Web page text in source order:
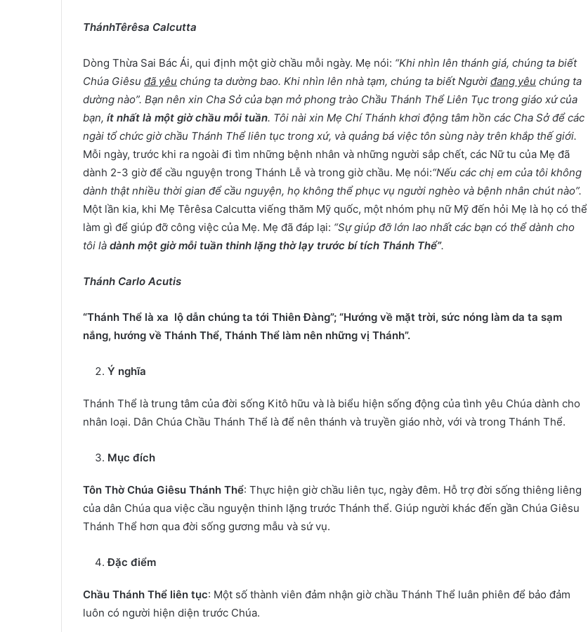
ThánhTêrêsa Calcutta
Dòng Thừa Sai Bác Ái, qui định một giờ chầu mỗi ngày. Mẹ nói: “Khi nhìn lên thánh giá, chúng ta biết
Chúa Giêsu đã yêu chúng ta dường bao. Khi nhìn lên nhà tạm, chúng ta biết Người đang yêu chúng ta
dường nào”. Bạn nên xin Cha Sở của bạn mở phong trào Chầu Thánh Thể Liên Tục trong giáo xứ của
bạn, ít nhất là một giờ chầu mỗi tuần. Tôi nài xin Mẹ Chí Thánh khơi động tâm hồn các Cha Sở để các
ngài tổ chức giờ chầu Thánh Thể liên tục trong xứ, và quảng bá việc tôn sùng này trên khắp thế giới.
Mỗi ngày, trước khi ra ngoài đi tìm những bệnh nhân và những người sắp chết, các Nữ tu của Mẹ đã
dành 2-3 giờ để cầu nguyện trong Thánh Lễ và trong giờ chầu. Mẹ nói:“Nếu các chị em của tôi không
dành thật nhiều thời gian để cầu nguyện, họ không thể phục vụ người nghèo và bệnh nhân chút nào”.
Một lần kia, khi Mẹ Têrêsa Calcutta viếng thăm Mỹ quốc, một nhóm phụ nữ Mỹ đến hỏi Mẹ là họ có thể
làm gì để giúp đỡ công việc của Mẹ. Mẹ đã đáp lại: “Sự giúp đỡ lớn lao nhất các bạn có thể dành cho
tôi là dành một giờ mỗi tuần thinh lặng thờ lạy trước bí tích Thánh Thể”.
Thánh Carlo Acutis
“Thánh Thể là xa lộ dẫn chúng ta tới Thiên Đàng”; “Hướng về mặt trời, sức nóng làm da ta sạm
nắng, hướng về Thánh Thể, Thánh Thể làm nên những vị Thánh”.
Ý nghĩa
Thánh Thể là trung tâm của đời sống Kitô hữu và là biểu hiện sống động của tình yêu Chúa dành cho
nhân loại. Dân Chúa Chầu Thánh Thể là để nên thánh và truyền giáo nhờ, với và trong Thánh Thể.
Mục đích
Tôn Thờ Chúa Giêsu Thánh Thể: Thực hiện giờ chầu liên tục, ngày đêm. Hỗ trợ đời sống thiêng liêng
của dân Chúa qua việc cầu nguyện thinh lặng trước Thánh thể. Giúp người khác đến gần Chúa Giêsu
Thánh Thể hơn qua đời sống gương mẫu và sứ vụ.
Đặc điểm
Chầu Thánh Thể liên tục: Một số thành viên đảm nhận giờ chầu Thánh Thể luân phiên để bảo đảm
luôn có người hiện diện trước Chúa.